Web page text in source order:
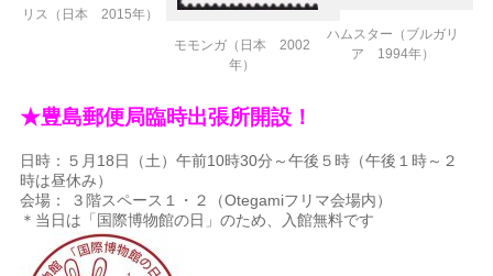
リス（日本 2015年）
モモンガ（日本 2002
年）
ハムスター（ブルガリ
ア 1994年）
★豊島郵便局臨時出張所開設！
日時：５月18日（土）午前10時30分～午後５時（午後１時～２
時は昼休み）
会場： ３階スペース１・２（Otegamiフリマ会場内）
＊当日は「国際博物館の日」のため、入館無料です